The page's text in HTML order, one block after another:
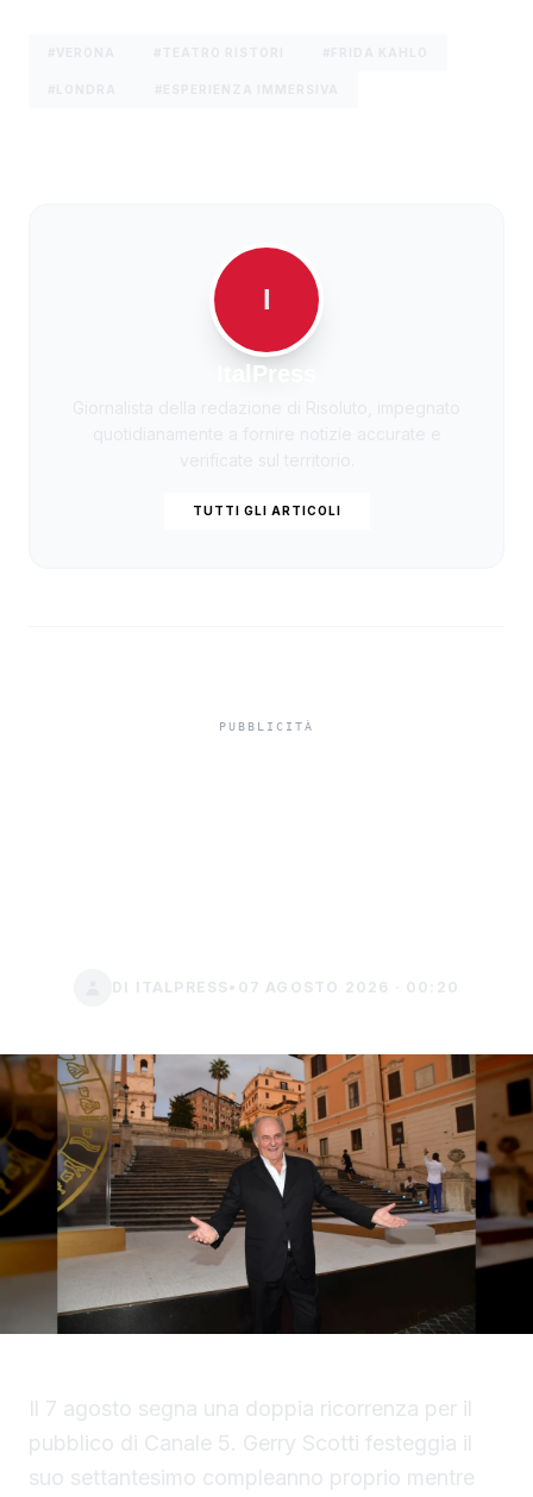
I
ItalPress
TUTTI GLI ARTICOLI
DI ITALPRESS • 07 AGOSTO 2026 · 00:20
Il 7 agosto segna una doppia ricorrenza per il
pubblico di Canale 5. Gerry Scotti festeggia il
suo settantesimo compleanno proprio mentre